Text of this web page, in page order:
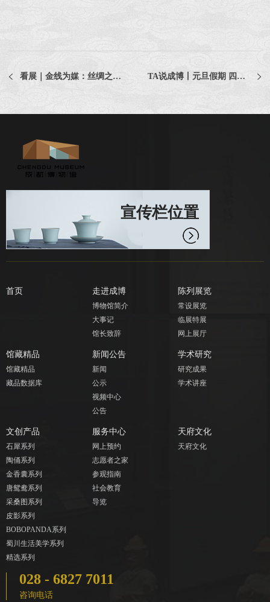
看展｜金线为媒：丝绸之路上的文明交织与华服流光 TA说成博丨元旦假期 四川A级旅游景区接待游客超1104万人次
宣传栏位置
首页 走进成博
博物馆简介
大事记
馆长致辞
陈列展览
常设展览
临展特展
网上展厅
馆藏精品
馆藏精品
藏品数据库
新闻公告
新闻
公示
视频中心
公告
学术研究
研究成果
学术讲座
文创产品
石犀系列
陶俑系列
金香囊系列
唐鸳鸯系列
采桑图系列
皮影系列
BOBOPANDA系列
蜀川生活美学系列
精选系列
服务中心
网上预约
志愿者之家
参观指南
社会教育
导览
天府文化
天府文化
028 - 6827 7011
咨询电话